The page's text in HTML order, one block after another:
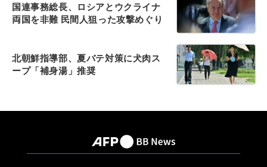
国連事務総長、ロシアとウクライナ
両国を非難 民間人狙った攻撃めぐり
北朝鮮指導部、夏バテ対策に犬肉ス
ープ「補身湯」推奨